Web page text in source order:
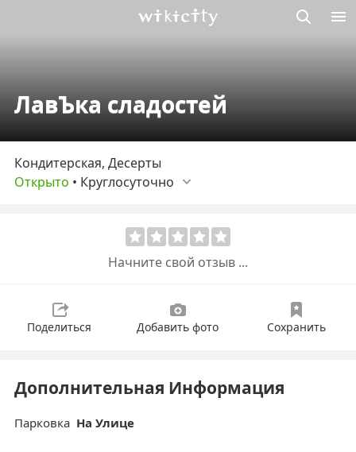
ЛавЪка сладостей
Кондитерская, Десерты
Открыто • Круглосуточно
Начните свой отзыв ...
Поделиться Добавить фото Сохранить
Дополнительная Информация
Парковка На Улице